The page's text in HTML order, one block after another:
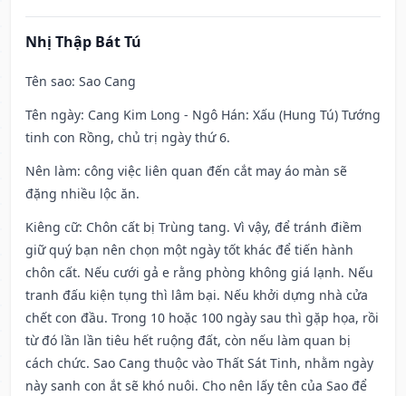
Nhị Thập Bát Tú
Tên sao: Sao Cang
Tên ngày: Cang Kim Long - Ngô Hán: Xấu (Hung Tú) Tướng
tinh con Rồng, chủ trị ngày thứ 6.
Nên làm: công việc liên quan đến cắt may áo màn sẽ
đặng nhiều lộc ăn.
Kiêng cữ: Chôn cất bị Trùng tang. Vì vậy, để tránh điềm
giữ quý bạn nên chọn một ngày tốt khác để tiến hành
chôn cất. Nếu cưới gả e rằng phòng không giá lạnh. Nếu
tranh đấu kiện tụng thì lâm bại. Nếu khởi dựng nhà cửa
chết con đầu. Trong 10 hoặc 100 ngày sau thì gặp họa, rồi
từ đó lần lần tiêu hết ruộng đất, còn nếu làm quan bị
cách chức. Sao Cang thuộc vào Thất Sát Tinh, nhằm ngày
này sanh con ắt sẽ khó nuôi. Cho nên lấy tên của Sao để